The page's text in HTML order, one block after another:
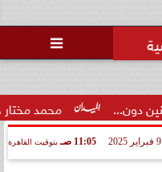

محمد مختار جمعة: بدل
11:05 صـ بتوقيت القاهرة